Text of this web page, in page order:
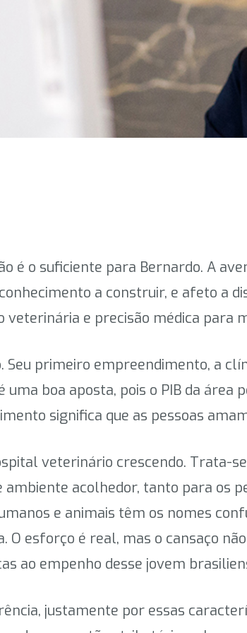
é o suficiente para Bernardo. A
a construir, e afeto a
e precisão médica para
Seu primeiro empreendimento, a
boa aposta, pois o PIB da área
significa que as pessoas
veterinário crescendo. Trata-
acolhedor, tanto para os
e animais têm os nomes
O esforço é real, mas o cansaço
ao empenho desse jovem
justamente por essas